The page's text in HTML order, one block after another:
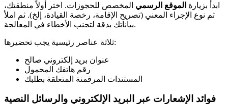
ابدأ بزيارة الموقع الرسمي المخصص للحجوزات. اختر أولاً منطقتك،
ثم نوع الإجراء المعني (تصريح الإقامة، رخصة القيادة، إلخ). ثم املأ
بياناتك بدقة لتجنب الأخطاء في المعالجة.
ثلاثة عناصر رئيسية يجب تحضيرها:
عنوان بريد إلكتروني صالح
رقم هاتفك المحمول
المستندات المرقمنة المتعلقة بطلبك
فوائد الإشعارات عبر البريد الإلكتروني والرسائل النصية